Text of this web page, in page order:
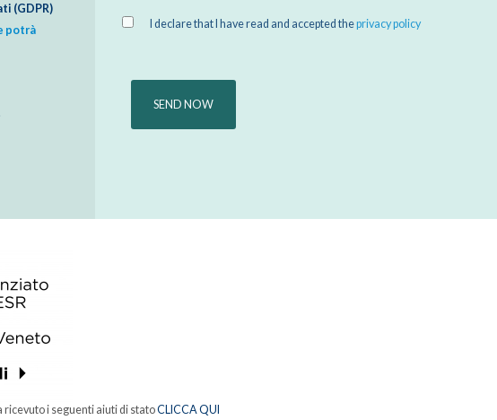
(GDPR)
potrà
I declare that I have read and accepted theprivacy policy
ricevuto i seguenti aiuti di statoCLICCA QUI